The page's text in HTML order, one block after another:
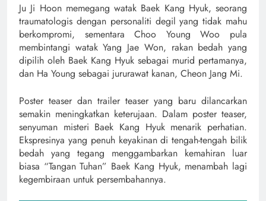
Ju Ji Hoon memegang watak Baek Kang Hyuk, seorang
traumatologis dengan personaliti degil yang tidak mahu
berkompromi, sementara Choo Young Woo pula
membintangi watak Yang Jae Won, rakan bedah yang
dipilih oleh Baek Kang Hyuk sebagai murid pertamanya,
dan Ha Young sebagai jururawat kanan, Cheon Jang Mi.
Poster teaser dan trailer teaser yang baru dilancarkan
semakin meningkatkan keterujaan. Dalam poster teaser,
senyuman misteri Baek Kang Hyuk menarik perhatian.
Ekspresinya yang penuh keyakinan di tengah-tengah bilik
bedah yang tegang menggambarkan kemahiran luar
biasa “Tangan Tuhan” Baek Kang Hyuk, menambah lagi
kegembiraan untuk persembahannya.